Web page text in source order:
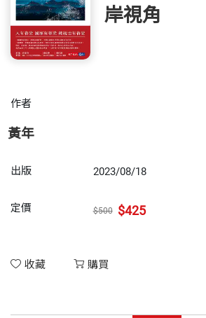
岸視角
作者
黃年
出版 2023/08/18
定價 $500 $425
收藏 購買